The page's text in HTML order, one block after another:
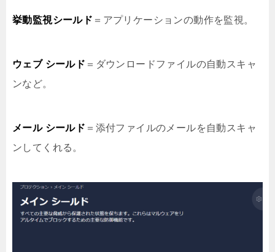
挙動監視シールド ＝アプリケーションの動作を監視。
ウェブ シールド ＝ダウンロードファイルの自動スキャ
ンなど。
メール シールド ＝添付ファイルのメールを自動スキャ
ンしてくれる。